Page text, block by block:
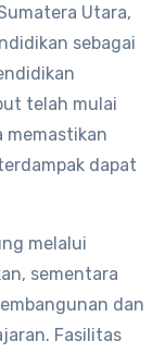
Utara,
sebagai
telah mulai
memastikan
dapat
melalui
sementara
dan
Fasilitas